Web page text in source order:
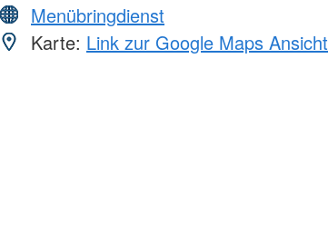
Menübringdienst
Karte: Link zur Google Maps Ansicht